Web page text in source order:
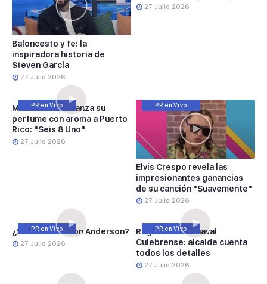
Baloncesto y fe: la
inspiradora historia de
Steven García
27 Julio 2026
27 Julio 2026
PR en Vivo
Michael Stuart lanza su
perfume con aroma a Puerto
Rico: "Seis 8 Uno"
27 Julio 2026
PR en Vivo
Elvis Crespo revela las
impresionantes ganancias
de su canción "Suavemente"
27 Julio 2026
PR en Vivo
¿Soltera Madison Anderson?
27 Julio 2026
PR en Vivo
Regresa el Carnaval
Culebrense: alcalde cuenta
todos los detalles
27 Julio 2026